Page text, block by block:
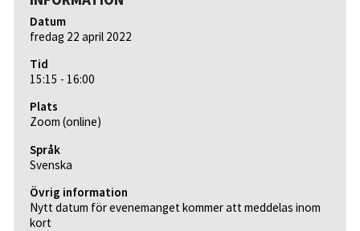
Datum
fredag 22 april 2022
Tid
15:15 - 16:00
Plats
Zoom (online)
Språk
Svenska
Övrig information
Nytt datum för evenemanget kommer att meddelas inom
kort